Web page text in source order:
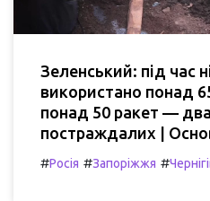
Зеленський: під час
використано понад
понад 50 ракет —
постраждалих |
#Росія #Запоріжжя #